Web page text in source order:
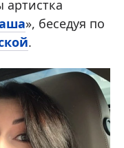
», беседуя по
.